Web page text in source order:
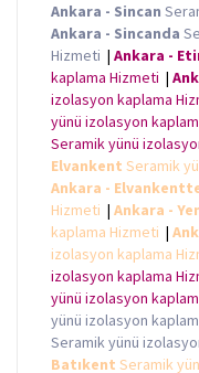
o
o
k
e
r
A
p
p
Ankara - Sincan
Ankara - Sincanda
Hizmeti | Ankara -
kaplama Hizmeti |
izolasyon kaplama
yünü izolasyon
Seramik yünü
Elvankent Seramik
Ankara -
Hizmeti | Ankara -
kaplama Hizmeti |
izolasyon kaplama
izolasyon kaplama
yünü izolasyon
yünü izolasyon
Seramik yünü
Batıkent Seramik